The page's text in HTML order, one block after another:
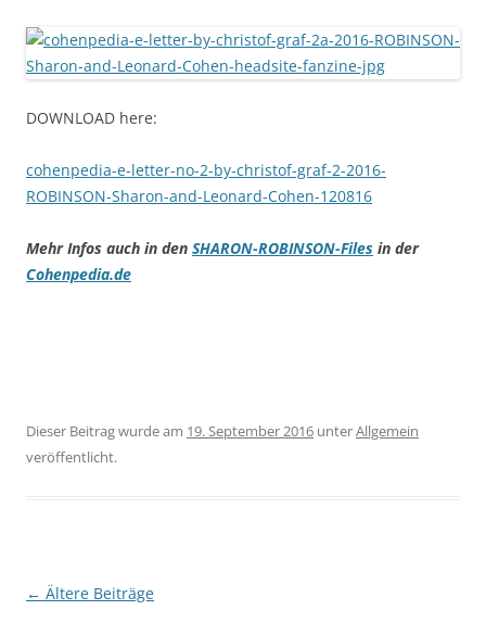
DOWNLOAD here:
cohenpedia-e-letter-no-2-by-christof-graf-2-2016-
ROBINSON-Sharon-and-Leonard-Cohen-120816
Mehr Infos auch in den SHARON-ROBINSON-Files in der
Cohenpedia.de
Dieser Beitrag wurde am 19. September 2016 unterAllgemein
veröffentlicht.
Beitragsnavigation
← Ältere Beiträge